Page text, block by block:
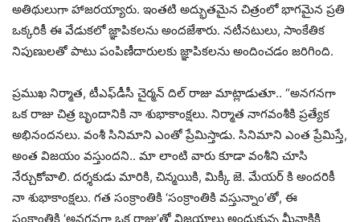
అతిథులుగా హాజరయ్యారు. ఇంతటి అద్భుతమైన చిత్రంలో భాగమైన ప్రతి
ఒక్కరికీ ఈ వేడుకలో జ్ఞాపికలను అందజేశారు. నటీనటులు, సాంకేతిక
నిపుణులతో పాటు పంపిణీదారులకు జ్ఞాపికలను అందించడం జరిగింది.
ప్రముఖ నిర్మాత, టీఎఫ్‌డీసీ చైర్మన్ దిల్ రాజు మాట్లాడుతూ.. “అనగనగా
ఒక రాజు చిత్ర బృందానికి నా శుభాకాంక్షలు. నిర్మాత నాగవంశీకి ప్రత్యేక
అభినందనలు. వంశీ సినిమాని ఎంతో ప్రేమిస్తాడు. సినిమాని ఎంత ప్రేమిస్తే,
అంత విజయం వస్తుందని.. మా లాంటి వారు కూడా వంశీని చూసి
నేర్చుకోవాలి. దర్శకుడు మారికి, చిన్మయికి, మిక్కీ జె. మేయర్ కి అందరికీ
నా శుభాకాంక్షలు. గత సంక్రాంతికి ‘సంక్రాంతికి వస్తున్నాం’తో, ఈ
సంక్రాంతికి ‘అనగనగా ఒక రాజు’తో విజయాలు అందుకున్న మీనాక్షికి